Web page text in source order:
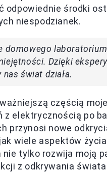
odpowiednie środki
niespodzianek.
domowego
Dzięki
świat działa.
częścią
z elektrycznością po
przynosi nowe
wiele aspektów
nie tylko rozwija moją
z odkrywania